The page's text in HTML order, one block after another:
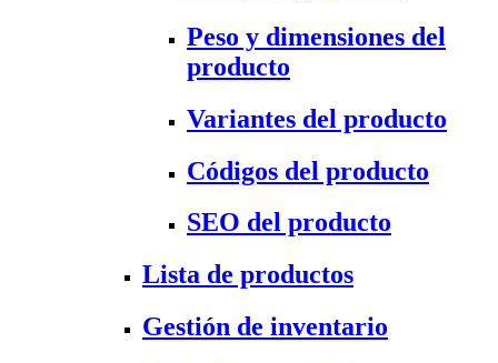
Peso y dimensiones del
producto
Variantes del producto
Códigos del producto
SEO del producto
Lista de productos
Gestión de inventario